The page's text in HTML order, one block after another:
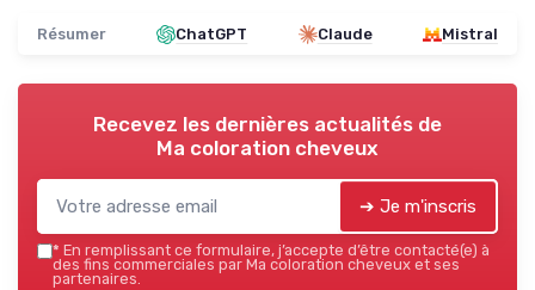
Résumer ChatGPT Claude Mistral
Recevez les dernières actualités de
Ma coloration cheveux
➔ Je m'inscris
* En remplissant ce formulaire, j’accepte d’être contacté(e) à
des fins commerciales par Ma coloration cheveux et ses
partenaires.